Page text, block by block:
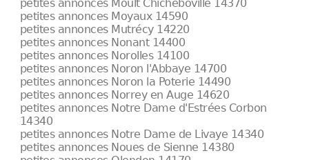
petites annonces Moult Chicheboville 14370
petites annonces Moyaux 14590
petites annonces Mutrécy 14220
petites annonces Nonant 14400
petites annonces Norolles 14100
petites annonces Noron l'Abbaye 14700
petites annonces Noron la Poterie 14490
petites annonces Norrey en Auge 14620
petites annonces Notre Dame d'Estrées Corbon
14340
petites annonces Notre Dame de Livaye 14340
petites annonces Noues de Sienne 14380